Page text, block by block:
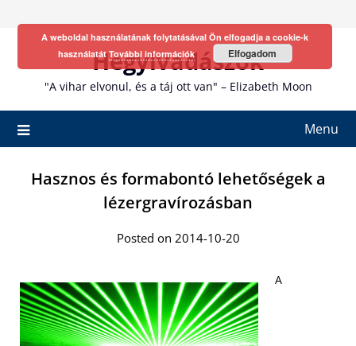
Hegyivadászok
"A vihar elvonul, és a táj ott van" – Elizabeth Moon
Menu
Hasznos és formabontó lehetőségek a
lézergravírozásban
Posted on 2014-10-20
A
A weboldal használatának folytatásával Ön elfogadja a cookie-k
használatátTovábbi információk Elfogadom